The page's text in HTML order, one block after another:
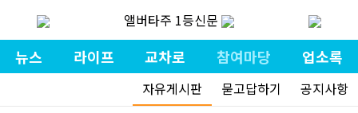
앨버타주 1등신문
뉴스 라이프 교차로 참여마당 업소록
자유게시판 묻고답하기 공지사항